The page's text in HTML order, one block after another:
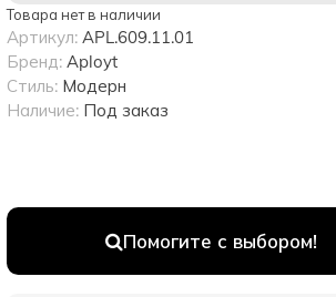
Товара нет в наличии
Помогите с выбором!
Артикул: APL.609.11.01
Бренд: Aployt
Стиль: Модерн
Наличие: Под заказ